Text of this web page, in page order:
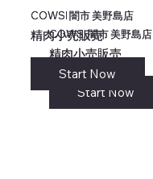
COWSI 闇市 美野島店
精肉小売販売
リンク
COWSI 闇市 美野島店
精肉小売販売
Start Now
COWSI 闇市 美野島店
精肉小売販売
Start Now
COWSI 闇市 美野島店
精肉小売販売
Start Now